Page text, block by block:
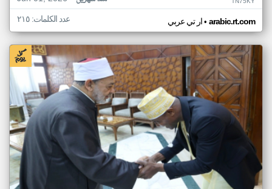
ار تي عربي• arabic.rt.com عدد الكلمات: ٢١٥